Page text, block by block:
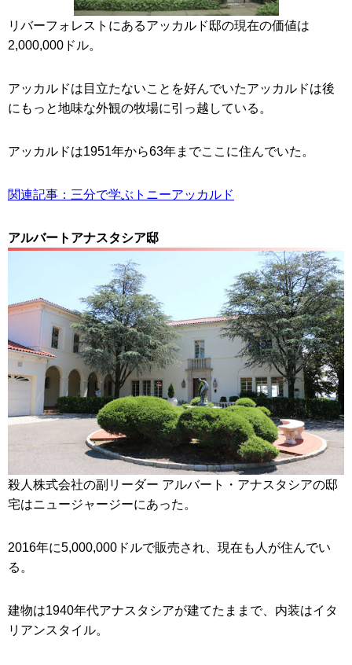
リバーフォレストにあるアッカルド邸の現在の価値は
2,000,000ドル。
アッカルドは目立たないことを好んでいたアッカルドは後
にもっと地味な外観の牧場に引っ越している。
アッカルドは1951年から63年までここに住んでいた。
関連記事：三分で学ぶトニーアッカルド
アルバートアナスタシア邸
殺人株式会社の副リーダー アルバート・アナスタシアの邸
宅はニュージャージーにあった。
2016年に5,000,000ドルで販売され、現在も人が住んでい
る。
建物は1940年代アナスタシアが建てたままで、内装はイタ
リアンスタイル。